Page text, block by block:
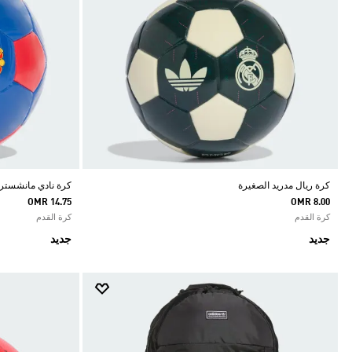
كرة ريال مدريد الصغيرة
OMR 8.00
كرة القدم
جديد
كرة نادي مانشستر
OMR 14.75
كرة القدم
جديد